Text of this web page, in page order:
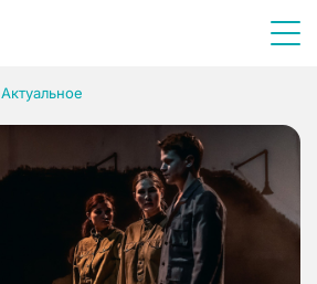
Актуальное